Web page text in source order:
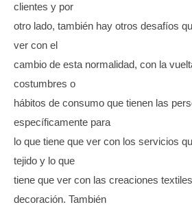
clientes y por
otro lado, también hay otros desafíos
ver con el
cambio de esta normalidad, con la
costumbres o
hábitos de consumo que tienen las
específicamente para
lo que tiene que ver con los servicios
tejido y lo que
tiene que ver con las creaciones
decoración. También